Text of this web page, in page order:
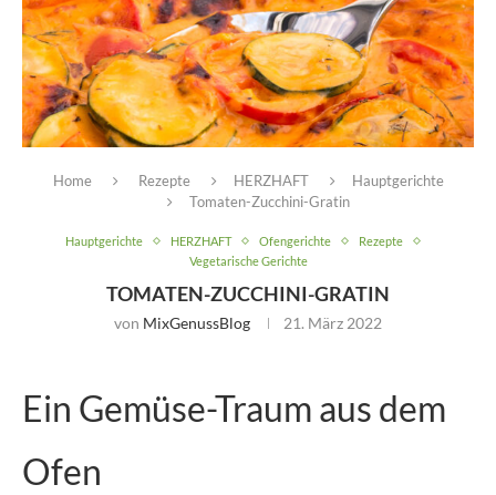
Home Rezepte HERZHAFT
Hauptgerichte
Tomaten-Zucchini-Gratin
Hauptgerichte HERZHAFT Ofengerichte
Rezepte
Vegetarische Gerichte
TOMATEN-ZUCCHINI-GRATIN
von MixGenussBlog 21. März 2022
Ein Gemüse-Traum aus dem
Ofen